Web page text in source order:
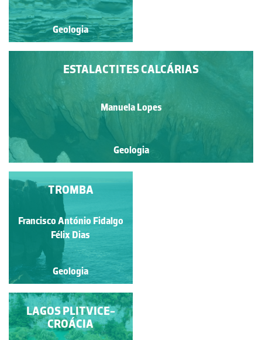
Geologia
ESTALACTITES CALCÁRIAS
Manuela Lopes
Geologia
Geologia
CALCÁRIO COM
ORBITOLINAS
Ana Isabel dos Santos
Rebelo
Geologia
TROMBA
Francisco António Fidalgo
Félix Dias
Geologia
TORÇÃO
LAGOS PLITVICE-
CROÁCIA